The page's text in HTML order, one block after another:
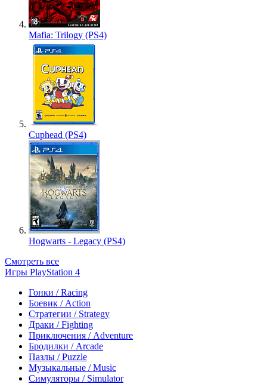
Mafia: Trilogy (PS4)
Cuphead (PS4)
Hogwarts - Legacy (PS4)
Смотреть все
Игры PlayStation 4
Гонки / Racing
Боевик / Action
Стратегии / Strategy
Драки / Fighting
Приключения / Adventure
Бродилки / Arcade
Пазлы / Puzzle
Музыкальные / Music
Симуляторы / Simulator